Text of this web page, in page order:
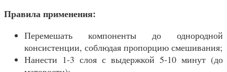
Правила применения:
Перемешать компоненты до однородной
консистенции, соблюдая пропорцию смешивания;
Нанести 1-3 слоя с выдержкой 5-10 минут (до